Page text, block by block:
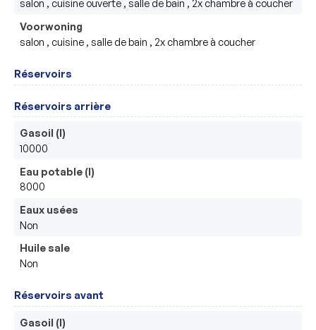
salon , cuisine ouverte , salle de bain , 2x chambre à coucher
Voorwoning
salon , cuisine , salle de bain , 2x chambre à coucher
Réservoirs
Réservoirs arrière
Gasoil (l)
10000
Eau potable (l)
8000
Eaux usées
Non
Huile sale
Non
Réservoirs avant
Gasoil (l)